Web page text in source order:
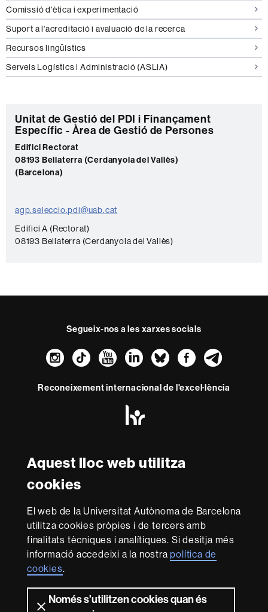
Aquest lloc web utilitza
cookies
El web de la Universitat Autònoma de Barcelona
utilitza cookies pròpies i de tercers amb
finalitats tècniques i analítiques. Si desitja més
informació accedeixi a la nostrapolítica de
cookies.
Només s’utilitzen cookies quan és
Comissió d'ètica i experimentació
Suport a l'acreditació i avaluació de la recerca
Recursos lingüístics
Serveis Logístics i Administració (ASLiA)
C
o
n
t
c
t
e
Unitat de Gestió del PDI i Finançament
Específic - Àrea de Gestió de Persones
Edifici Rectorat
08193 Bellaterra (Cerdanyola del Vallès)
(Barcelona)
agp.seleccio.pdi@uab.cat
Edifici A (Rectorat)
08193 Bellaterra (Cerdanyola del Vallès)
Segueix-nos a les xarxes socials
Instagram
TikTokYouTube
LinkedIn
Bluesky
Reconeixement internacional de l'excel·lència
-
Euraxess
Amb el finançament de
Sobre
aquest
web
Avís legal Protecció de dades Sobre el
web
Accessibilitat web Mapa del web UAB
docència de qualitat i excel·lència, diversificada,
multidisciplinària i flexible, ajustada a les necessitats de